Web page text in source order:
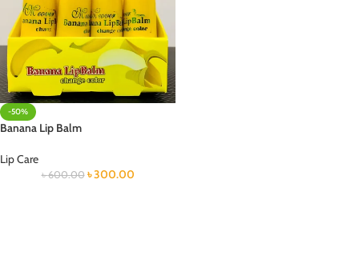
-50%
Banana Lip Balm
Lip Care
৳600.00 ৳300.00